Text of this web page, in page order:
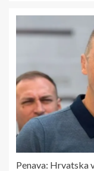
Penava: Hrvatska